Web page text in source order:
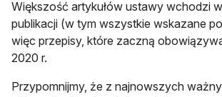
Większość artykułów ustawy wchodzi
publikacji (w tym wszystkie wskazane
więc przepisy, które zaczną
2020 r.
Przypomnijmy, że z najnowszych